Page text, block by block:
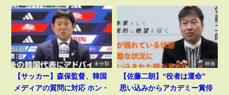
未分類
【サッカー】森保監督、韓国
メディアの質問に対応 ホン・
映画
【佐藤二朗】“役者は運命”
思い込みからアカデミー賞俳